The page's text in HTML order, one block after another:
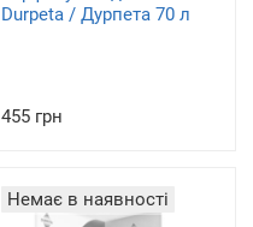
Durpeta / Дурпета 70 л
455 грн
Немає в наявності